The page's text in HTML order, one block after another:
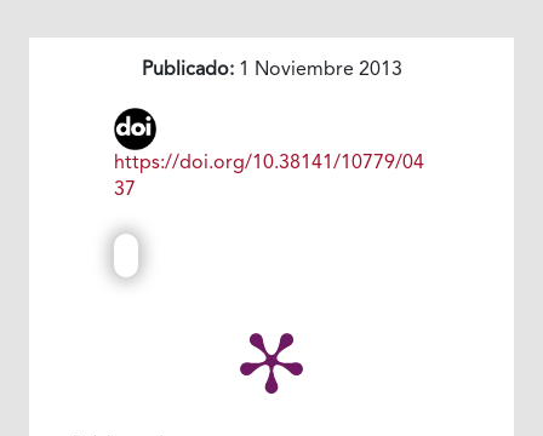
Publicado:1 Noviembre 2013
https://doi.org/10.38141/10779/04
37